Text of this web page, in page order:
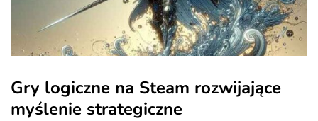
Gry logiczne na Steam rozwijające
myślenie strategiczne